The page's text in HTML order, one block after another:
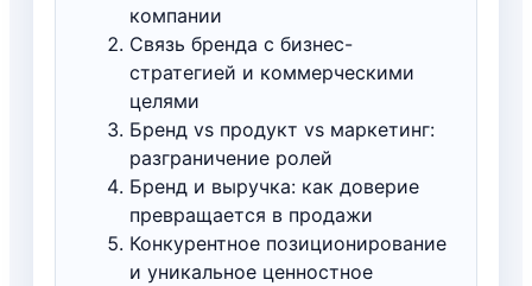
компании
Связь бренда с бизнес-
стратегией и коммерческими
целями
Бренд vs продукт vs маркетинг:
разграничение ролей
Бренд и выручка: как доверие
превращается в продажи
Конкурентное позиционирование
и уникальное ценностное